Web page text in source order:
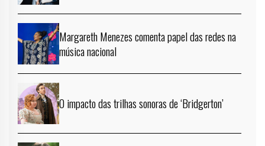
Margareth Menezes comenta papel das redes na
música nacional
O impacto das trilhas sonoras de ‘Bridgerton’